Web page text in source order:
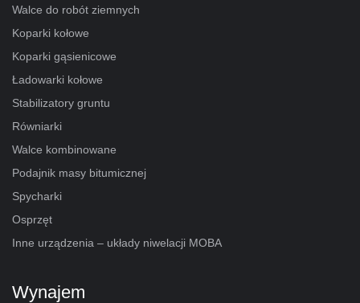
Walce do robót ziemnych
Koparki kołowe
Koparki gąsienicowe
Ładowarki kołowe
Stabilizatory gruntu
Równiarki
Walce kombinowane
Podajnik masy bitumicznej
Spycharki
Osprzęt
Inne urządzenia – układy niwelacji MOBA
Wynajem